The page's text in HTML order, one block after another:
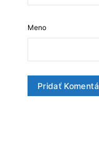
Meno